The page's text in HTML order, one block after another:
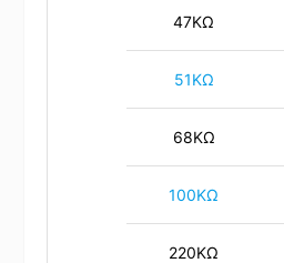
47KΩ
51KΩ
68KΩ
100KΩ
220KΩ